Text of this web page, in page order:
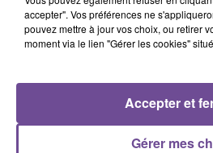
SOUND OF LEGEND
San Francisco
SANTA
Recommence-
accepter". Vos préférences ne
pouvez mettre à jour vos choix, ou retirer
moment via le lien "Gérer les cookies"
Gérer mes
Accepter et